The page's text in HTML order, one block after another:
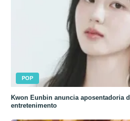
POP
Kwon Eunbin anuncia aposentadoria
entretenimento